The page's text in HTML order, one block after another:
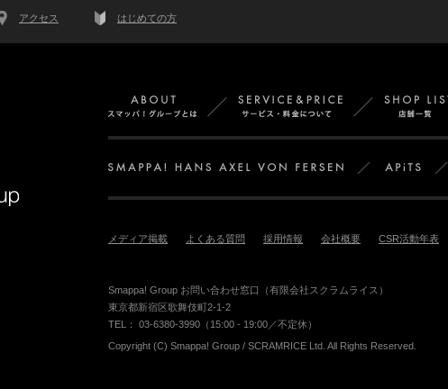
アクセス はじめての方
Smappa!Group
Smappa!Groupとは
メディア掲載 よくある質問 採用情報 会社概要 CSR活動年表
Smappa! Group お問い合わせ窓口（有限会社スクラムライス）
東京都新宿区歌舞伎町2-1-2
TEL： 03-6380-3990（15:00 - 19:00／不定休）
Copyright (C) Smappa! Group / SCRAMRICE Ltd. All Rights Reserved.